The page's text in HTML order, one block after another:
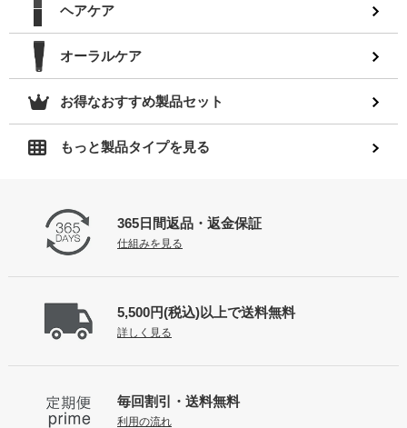
ヘアケア
オーラルケア
お得なおすすめ製品セット
もっと製品タイプを見る
365日間返品 ・返金保証
仕組みを見る
5,500円(税込)以上で送料無料
詳しく見る
毎回割引・送料無料
利用の流れ